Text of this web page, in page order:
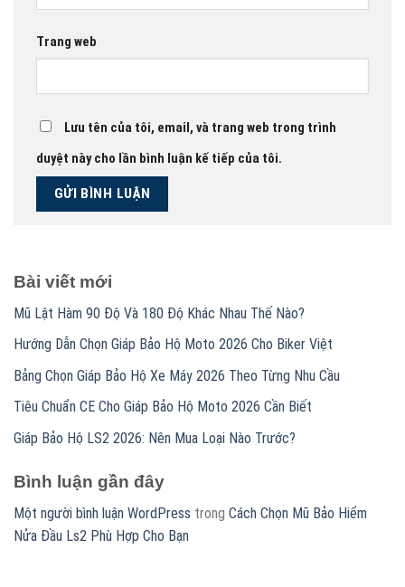
Trang web
Lưu tên của tôi, email, và trang web trong trình
duyệt này cho lần bình luận kế tiếp của tôi.
Bài viết mới
Mũ Lật Hàm 90 Độ Và 180 Độ Khác Nhau Thế Nào?
Hướng Dẫn Chọn Giáp Bảo Hộ Moto 2026 Cho Biker Việt
Bảng Chọn Giáp Bảo Hộ Xe Máy 2026 Theo Từng Nhu Cầu
Tiêu Chuẩn CE Cho Giáp Bảo Hộ Moto 2026 Cần Biết
Giáp Bảo Hộ LS2 2026: Nên Mua Loại Nào Trước?
Bình luận gần đây
Một người bình luận WordPress trong Cách Chọn Mũ Bảo Hiểm
Nửa Đầu Ls2 Phù Hợp Cho Bạn